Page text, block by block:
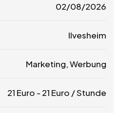
02/08/2026
Ilvesheim
Marketing, Werbung
21 Euro - 21 Euro / Stunde